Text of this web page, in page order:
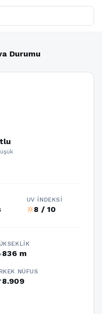
Durumu
UV İNDEKSI
wb_sunny8 / 10
836 m
NÜFUS
8.909